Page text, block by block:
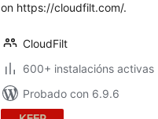
on https://cloudfilt.com/.
CloudFilt
600+ instalacións activas
Probado con 6.9.6